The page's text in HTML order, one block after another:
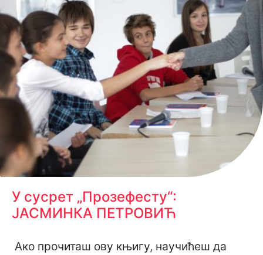
У сусрет „Прозефесту“:
ЈАСМИНКА ПЕТРОВИЋ
Ако прочиташ ову књигу, научићеш да